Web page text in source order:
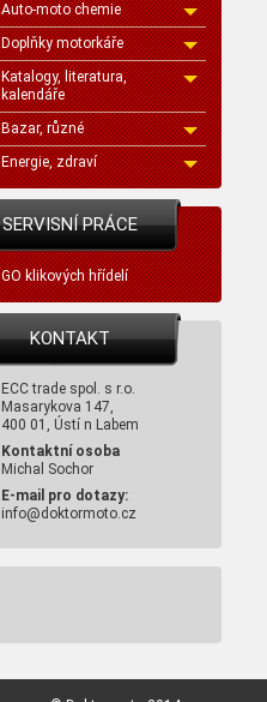
Auto-moto chemie
Doplňky motorkáře
Katalogy, literatura,
kalendáře
Bazar, různé
Energie, zdraví
SERVISNÍ PRÁCE
GO klikových hřídelí
KONTAKT
ECC trade spol. s r.o.
Masarykova 147,
400 01, Ústí n Labem
Kontaktní osoba
Michal Sochor
E-mail pro dotazy:
info@doktormoto.cz